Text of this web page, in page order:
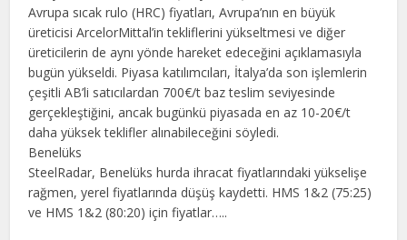
Avrupa sıcak rulo (HRC) fiyatları, Avrupa’nın en büyük
üreticisi ArcelorMittal’in tekliflerini yükseltmesi ve diğer
üreticilerin de aynı yönde hareket edeceğini açıklamasıyla
bugün yükseldi. Piyasa katılımcıları, İtalya’da son işlemlerin
çeşitli AB’li satıcılardan 700€/t baz teslim seviyesinde
gerçekleştiğini, ancak bugünkü piyasada en az 10-20€/t
daha yüksek teklifler alınabileceğini söyledi.
Benelüks
SteelRadar, Benelüks hurda ihracat fiyatlarındaki yükselişe
rağmen, yerel fiyatlarında düşüş kaydetti. HMS 1&2 (75:25)
ve HMS 1&2 (80:20) için fiyatlar…..